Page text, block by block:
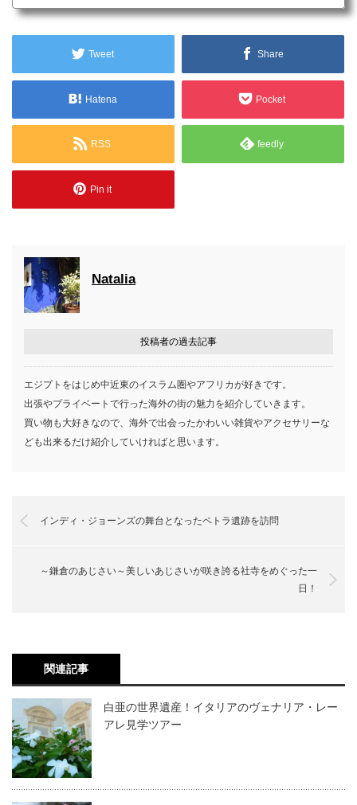
が多くお土産探しが楽しい フィンランドを代表するブランド・イッタラ
ラス食器のブランド・イッタラが有名ですね。首...
Tweet Share
Hatena Pocket
RSS feedly
Pin it
Natalia
投稿者の過去記事
エジプトをはじめ中近東のイスラム圏やアフリカが好きです。
出張やプライベートで行った海外の街の魅力を紹介していきます。
買い物も大好きなので、海外で出会ったかわいい雑貨やアクセサリーな
ども出来るだけ紹介していければと思います。
インディ・ジョーンズの舞台となったペトラ遺跡を訪問
～鎌倉のあじさい～美しいあじさいが咲き誇る社寺をめぐった一
日！
関連記事
白亜の世界遺産！イタリアのヴェナリア・レー
アレ見学ツアー